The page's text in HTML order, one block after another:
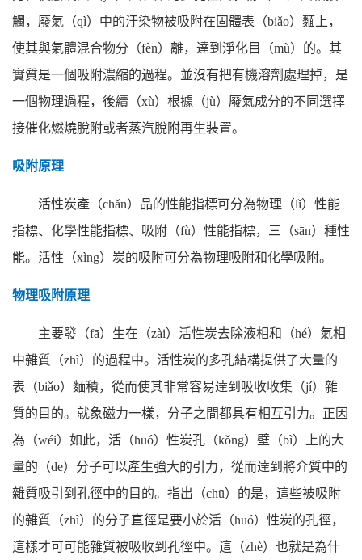
觸，廢氣（qì）中的汙染物被吸附在固體表（biǎo）麵上，
使其與氣體混合物分（fèn）離，達到淨化目（mù）的。其
實質是一個吸附濃縮的過程。並沒有把有機溶劑處理掉，是
一個物理過程，後續（xù）根據（jù）廢氣成分的不同選擇
接催化燃燒脫附或者蒸汽脫附再生裝置。
吸附原理
活性炭產（chǎn）品的性能指標可分為物理（lǐ）性能
指標、化學性能指標、吸附（fù）性能指標，三（sān）種性
能。活性（xìng）炭的吸附可分為物理吸附和化學吸附。
物理吸附原理
主要發（fā）生在（zài）活性炭去除液相和（hé）氣相
中雜質（zhì）的過程中。活性炭的多孔結構提供了大量的
表（biǎo）麵積，從而使其非常容易達到吸收收集（jí）雜
質的目的。就象磁力一樣，分子之間都具有相互引力。正因
為（wéi）如此，活（huó）性炭孔（kǒng）壁（bì）上的大
量的（de）分子可以產生強大的引力，從而達到將介質中的
雜質吸引到孔徑中的目的。指出（chū）的是，這些被吸附
的雜質（zhì）的分子直徑是要小於活（huó）性炭的孔徑，
這樣才可可能雜質被吸收到孔徑中。這（zhè）也就是為什